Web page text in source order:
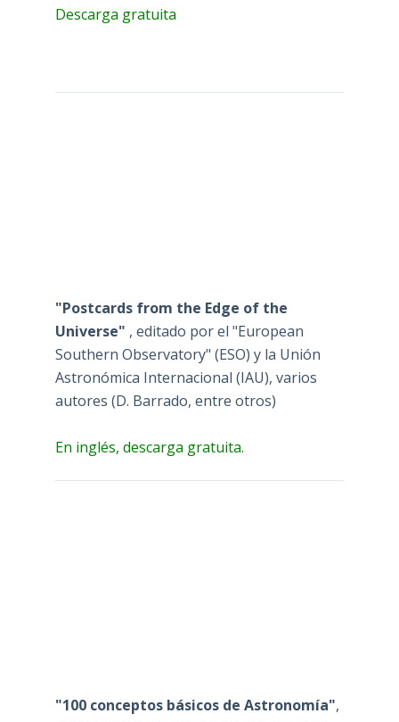
Descarga gratuita
"Postcards from the Edge of the
Universe" , editado por el "European
Southern Observatory" (ESO) y la Unión
Astronómica Internacional (IAU), varios
autores (D. Barrado, entre otros)
En inglés, descarga gratuita.
"100 conceptos básicos de Astronomía",